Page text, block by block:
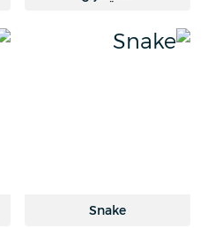
Snake